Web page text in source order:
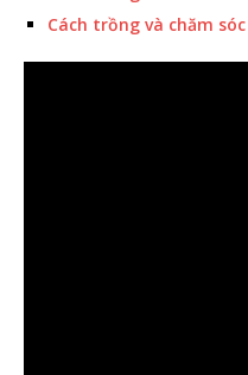
Cách trồng và chăm